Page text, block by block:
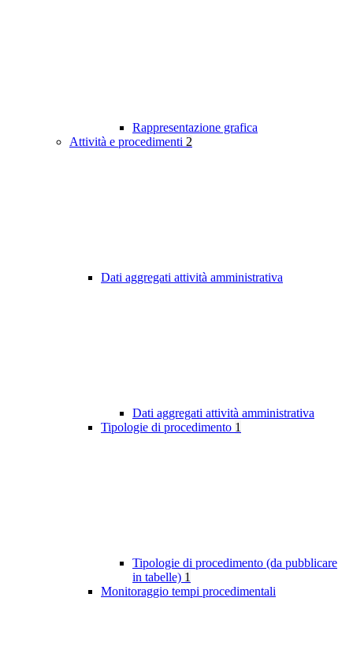
Rappresentazione grafica
Attività e procedimenti 2
Dati aggregati attività amministrativa
Dati aggregati attività amministrativa
Tipologie di procedimento 1
Tipologie di procedimento (da pubblicare
in tabelle) 1
Monitoraggio tempi procedimentali